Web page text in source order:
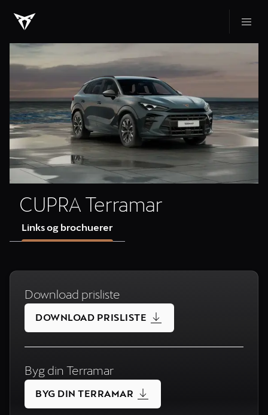
CUPRA Terramar
Links og brochuerer
Download prisliste
DOWNLOAD PRISLISTE
Byg din Terramar
BYG DIN TERRAMAR